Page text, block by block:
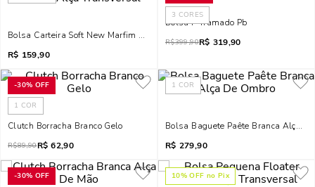
Bolsa Carteira Soft New Marfim Alça Transversal
R$ 159,90
3 CORES
Bolsa P Tramado Pb
R$399,90R$ 319,90
-30% OFF
1 COR
Clutch Borracha Branco Gelo
R$89,90R$ 62,90
1 COR
Bolsa Baguete Paête Branca Alça
R$ 279,90
-30% OFF 10% OFF no Pix